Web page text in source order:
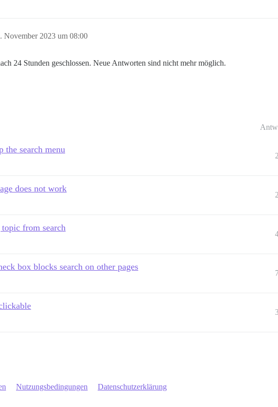
November 2023 um 08:00
24 Stunden geschlossen. Neue Antworten sind nicht mehr möglich.
the search menu
2
does not work
2
from search
box blocks search on other pages
Nutzungsbedingungen Datenschutzerklärung